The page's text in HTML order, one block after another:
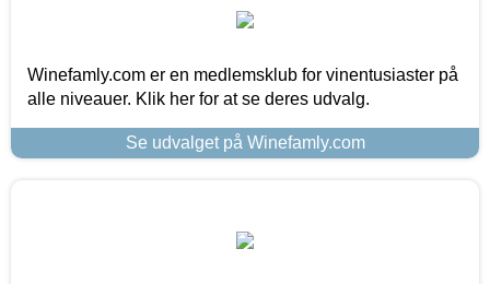
Winefamly.com er en medlemsklub for vinentusiaster på
alle niveauer. Klik her for at se deres udvalg.
Se udvalget på Winefamly.com